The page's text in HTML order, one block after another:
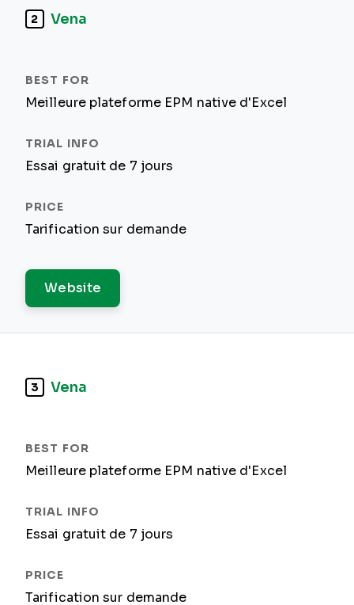
2 Vena
Meilleure plateforme EPM native d'Excel
Essai gratuit de 7 jours
Tarification sur demande
Website
3 Vena
Meilleure plateforme EPM native d'Excel
Essai gratuit de 7 jours
Tarification sur demande